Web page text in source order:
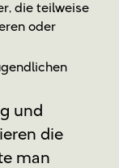
die teilweise
oder
und
die
man